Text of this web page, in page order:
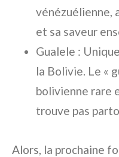
vénézuélienne,
et sa saveur
Gualele :
la Bolivie. Le «
bolivienne rare
trouve pas
Alors, la prochaine